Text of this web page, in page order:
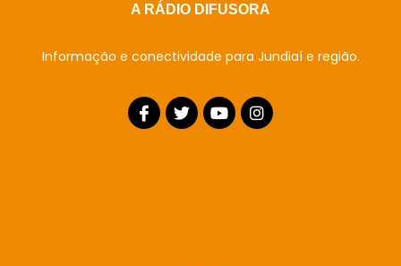
A RÁDIO DIFUSORA
Informação e conectividade para Jundiaí e região.